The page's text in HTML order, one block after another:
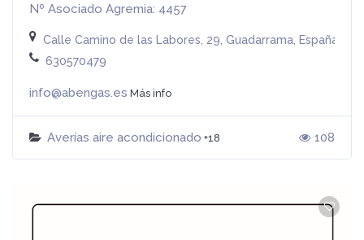
Nº Asociado Agremia: 4457
Calle Camino de las Labores, 29, Guadarrama, España
630570479
info@abengas.es Más info
Averías aire acondicionado +18 108